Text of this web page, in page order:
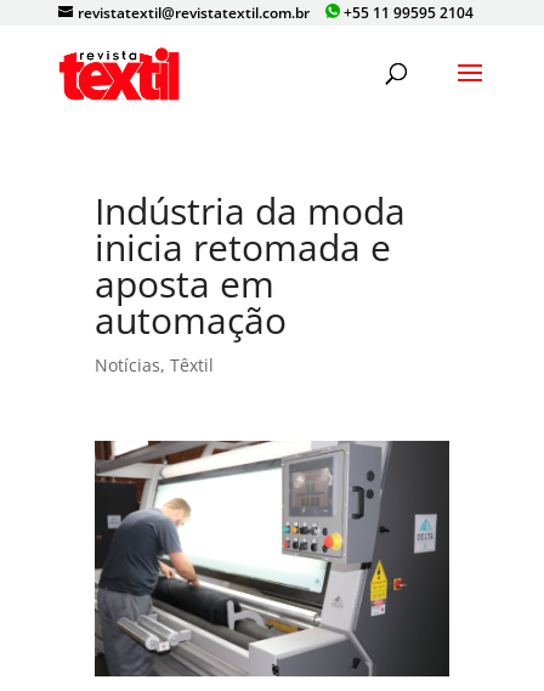
+55 11 99595 2104
revistatextil@revistatextil.com.br
Indústria da moda
inicia retomada e
aposta em
automação
Notícias,Têxtil